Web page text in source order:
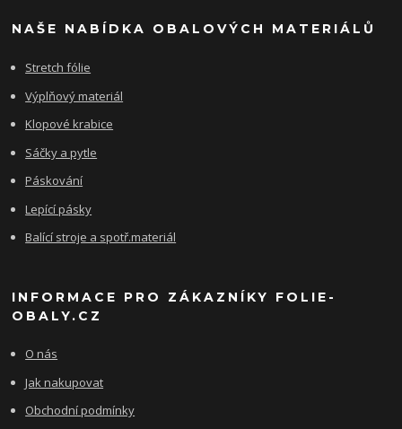
NAŠE NABÍDKA OBALOVÝCH MATERIÁLŮ
Stretch fólie
Výplňový materiál
Klopové krabice
Sáčky a pytle
Páskování
Lepící pásky
Balící stroje a spotř.materiál
INFORMACE PRO ZÁKAZNÍKY FOLIE-
OBALY.CZ
O nás
Jak nakupovat
Obchodní podmínky